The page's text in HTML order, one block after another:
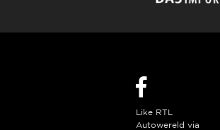
Like RTL
Autowereld via